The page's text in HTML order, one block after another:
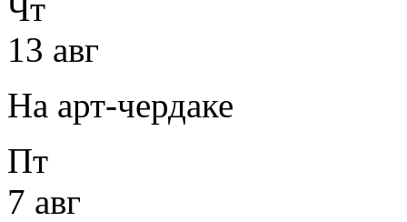
Чт
13 авг
На арт-чердаке
Пт
7 авг